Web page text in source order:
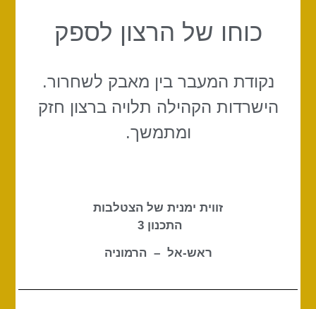
כוחו של הרצון לספק
נקודת המעבר בין מאבק לשחרור.
הישרדות הקהילה תלויה ברצון חזק
ומתמשך.
זווית ימנית של הצטלבות
התכנון 3
ראש-אל – הרמוניה